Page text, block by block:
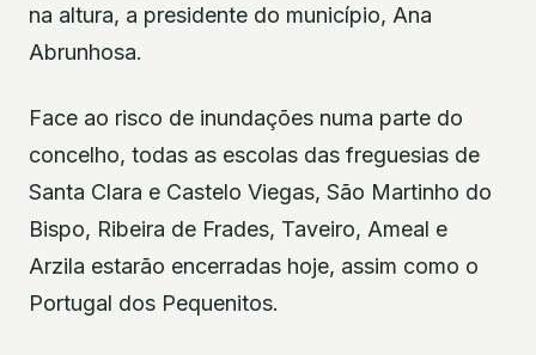
na altura, a presidente do município, Ana
Abrunhosa.
Face ao risco de inundações numa parte do
concelho, todas as escolas das freguesias de
Santa Clara e Castelo Viegas, São Martinho do
Bispo, Ribeira de Frades, Taveiro, Ameal e
Arzila estarão encerradas hoje, assim como o
Portugal dos Pequenitos.